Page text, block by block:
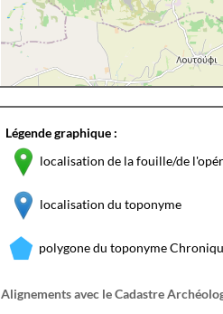
Légende graphique :
localisation de la fouille/de
localisation du toponyme
polygone du toponyme
Alignements avec le Cadastre